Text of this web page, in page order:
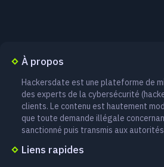
À propos
Hackersdate est une plateforme de
des experts de la cybersécurité
clients. Le contenu est hautement
que toute demande illégale
sanctionné puis transmis aux
Liens rapides